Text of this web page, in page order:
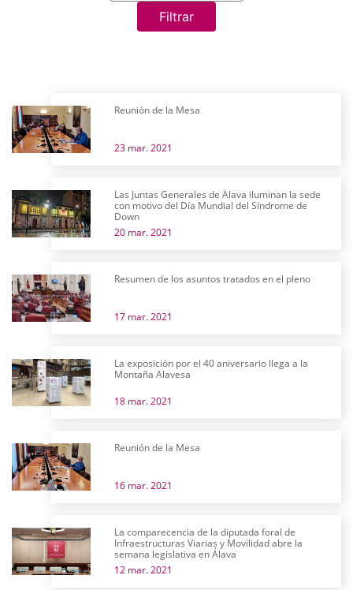
Filtrar
Reunión de la Mesa
23 mar. 2021
Las Juntas Generales de Álava iluminan la sede
con motivo del Día Mundial del Síndrome de
Down
20 mar. 2021
Resumen de los asuntos tratados en el pleno
17 mar. 2021
La exposición por el 40 aniversario llega a la
Montaña Alavesa
18 mar. 2021
Reunión de la Mesa
16 mar. 2021
La comparecencia de la diputada foral de
Infraestructuras Viarias y Movilidad abre la
semana legislativa en Álava
12 mar. 2021